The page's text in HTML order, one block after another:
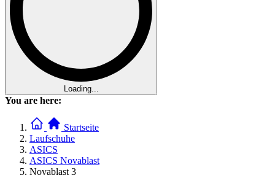
Loading...
You are here:
Startseite
Laufschuhe
ASICS
ASICS Novablast
Novablast 3